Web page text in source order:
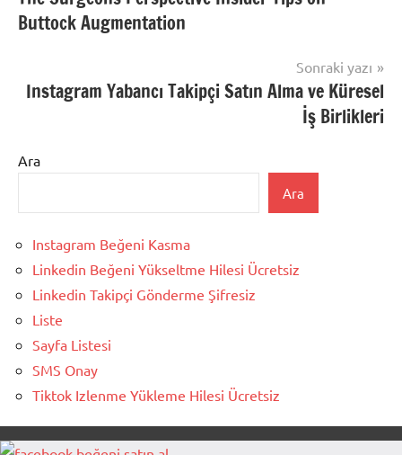
Buttock Augmentation
Sonraki yazı
Instagram Yabancı Takipçi Satın Alma ve Küresel
İş Birlikleri
Ara
Ara
Instagram Beğeni Kasma
Linkedin Beğeni Yükseltme Hilesi Ücretsiz
Linkedin Takipçi Gönderme Şifresiz
Liste
Sayfa Listesi
SMS Onay
Tiktok Izlenme Yükleme Hilesi Ücretsiz